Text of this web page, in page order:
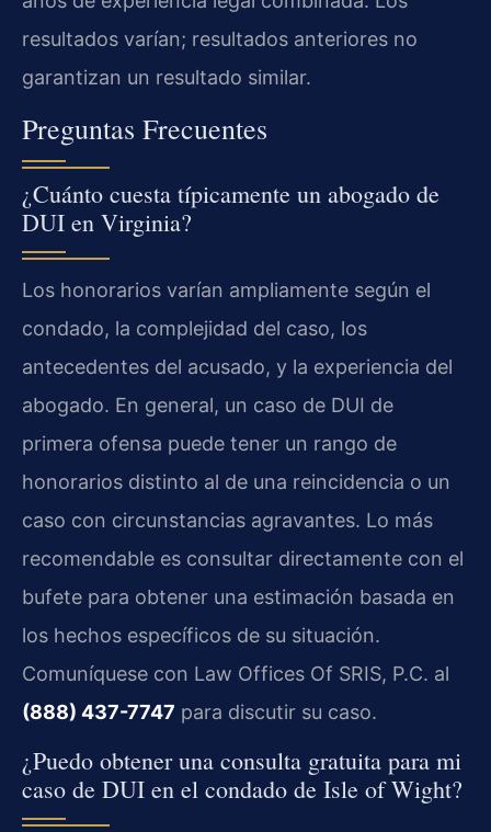
resultados varían; resultados anteriores no
garantizan un resultado similar.
Preguntas Frecuentes
¿Cuánto cuesta típicamente un abogado de
DUI en Virginia?
Los honorarios varían ampliamente según el
condado, la complejidad del caso, los
antecedentes del acusado, y la experiencia del
abogado. En general, un caso de DUI de
primera ofensa puede tener un rango de
honorarios distinto al de una reincidencia o un
caso con circunstancias agravantes. Lo más
recomendable es consultar directamente con el
bufete para obtener una estimación basada en
los hechos específicos de su situación.
Comuníquese con Law Offices Of SRIS, P.C. al
(888) 437-7747 para discutir su caso.
¿Puedo obtener una consulta gratuita para mi
caso de DUI en el condado de Isle of Wight?